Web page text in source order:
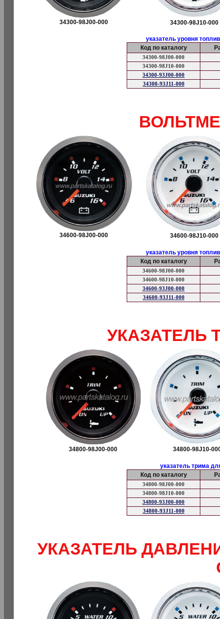
34300-98J00-000 34300-98J10-000
указатель уровня
Код по каталогу
34300-98J00-000
34300-98J10-000
34300-93J00-000
34300-93J11-000
34600-98J00-000 34600-98J10-000
указатель уровня
Код по каталогу
34600-98J00-000
34600-98J10-000
34600-93J00-000
34600-93J11-000
УКАЗАТЕЛЬ
34800-98J00-000 34800-98J10-
указатель трима
Код по каталогу
34800-98J00-000
34800-98J10-000
34800-93J00-000
34800-93J11-000
УКАЗАТЕЛЬ